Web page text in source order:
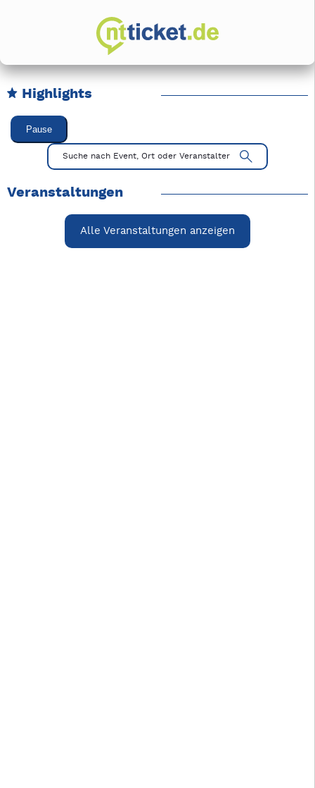
Highlights
Karussell Veranstaltungen überspringen
Pause
Mit Tab zu den Steuerelementen wechseln. Mit Pfeiltasten
Suche nach Event, Ort oder Veranstalter
Veranstaltungen
Alle Veranstaltungen anzeigen